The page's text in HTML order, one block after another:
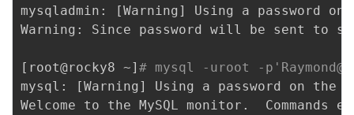
mysqladmin:
[Warning ]
Using a password
Warning: Since password will be sent to
[ root@rocky8 ~] # mysql -uroot -
mysql:
[Warning ] Using a password on the
Welcome to the MySQL monitor.  Commands